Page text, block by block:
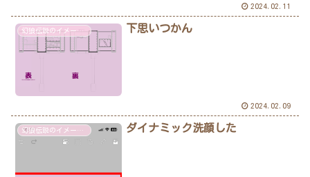
2024.02.11
幻狼伝説のイメージ画像あり 下思いつかん
2024.02.09
幻狼伝説のイメージ画像あり ダイナミック洗顔した